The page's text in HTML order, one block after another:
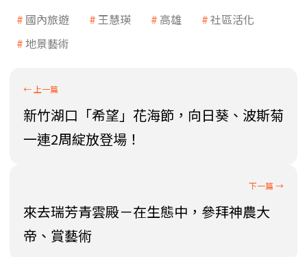
國內旅遊 王慧瑛 高雄
社區活化
地景藝術
新竹湖口「希望」花海節，向日葵、波斯菊
一連2周綻放登場！
來去瑞芳青雲殿－在生態中，參拜神農大
帝、賞藝術